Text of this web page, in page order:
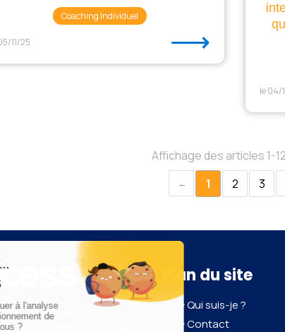
Coaching Individuel
11/25 ⟶
le 04/
Affichage des articles 1-
1
2 3
cadres, équipes
Plan du site
Qui suis-je ?
Contact